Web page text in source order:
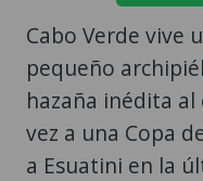
Cabo Verde vive
pequeño
hazaña inédita
vez a una Copa
a Esuatini en la